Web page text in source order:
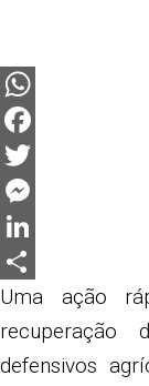
WhatsApp
Facebook
Twitter
Messenger
LinkedIn
Share
Uma ação
defensivos